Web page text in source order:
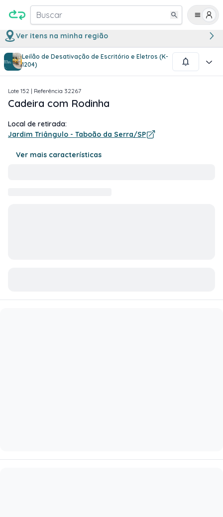
Buscar
Ver itens na minha região
Leilão de Desativação de Escritório e Eletros (K-
1204)
1/1
Lote 152 | Referência 32267
Cadeira com Rodinha
Local de retirada:
Jardim Triângulo - Taboão da Serra/SP
Ver mais características